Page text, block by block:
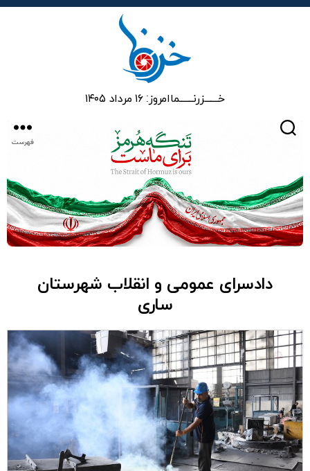
خـــــــزرنـــــــماامروز: ۱۶ مرداد ۱۴۰۵
فهرست
دادسرای عمومی و انقلاب شهرستان
ساری